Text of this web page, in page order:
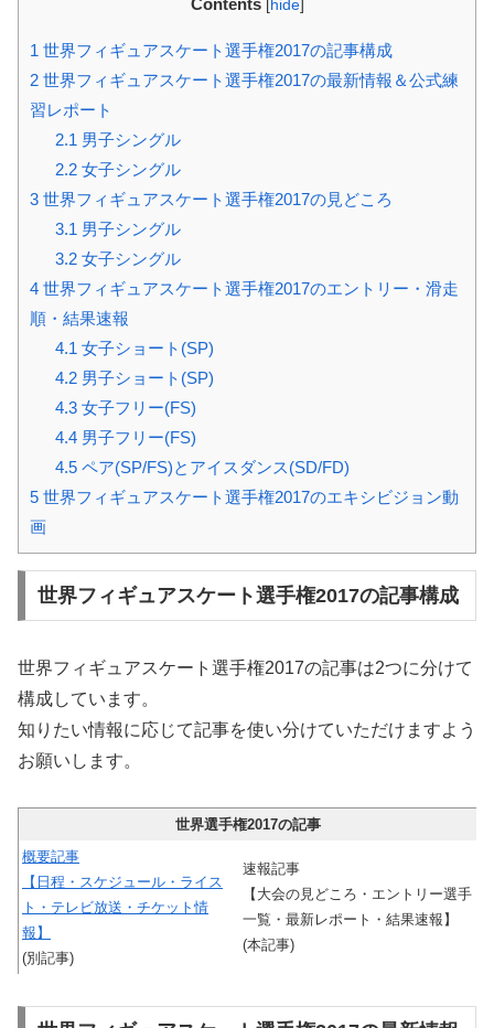
hide]
1 世界フィギュアスケート選手権2017の記事構成
2 世界フィギュアスケート選手権2017の最新情報＆公式練
習レポート
2.1 男子シングル
2.2女子シングル
3 世界フィギュアスケート選手権2017の見どころ
3.1 男子シングル
3.2女子シングル
4 世界フィギュアスケート選手権2017のエントリー・滑走
順・結果速報
4.1 女子ショート(SP)
4.2男子ショート(SP)
4.3女子フリー(FS)
4.4男子フリー(FS)
4.5ペア(SP/FS)とアイスダンス(SD/FD)
5 世界フィギュアスケート選手権2017のエキシビジョン動
画
世界フィギュアスケート選手権2017の記事構成
世界フィギュアスケート選手権2017の記事は2つに分けて
構成しています。
知りたい情報に応じて記事を使い分けていただけますよう
お願いします。
世界選手権2017の記事
概要記事
【日程・スケジュール・ライス
ト・テレビ放送・チケット情
報】
(別記事)
速報記事
【大会の見どころ・エントリー選手
一覧・最新レポート・結果速報】
(本記事)